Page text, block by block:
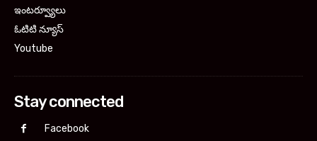
ఇంటర్వ్యూలు
ఓటిటి న్యూస్
Youtube
Stay connected
Facebook